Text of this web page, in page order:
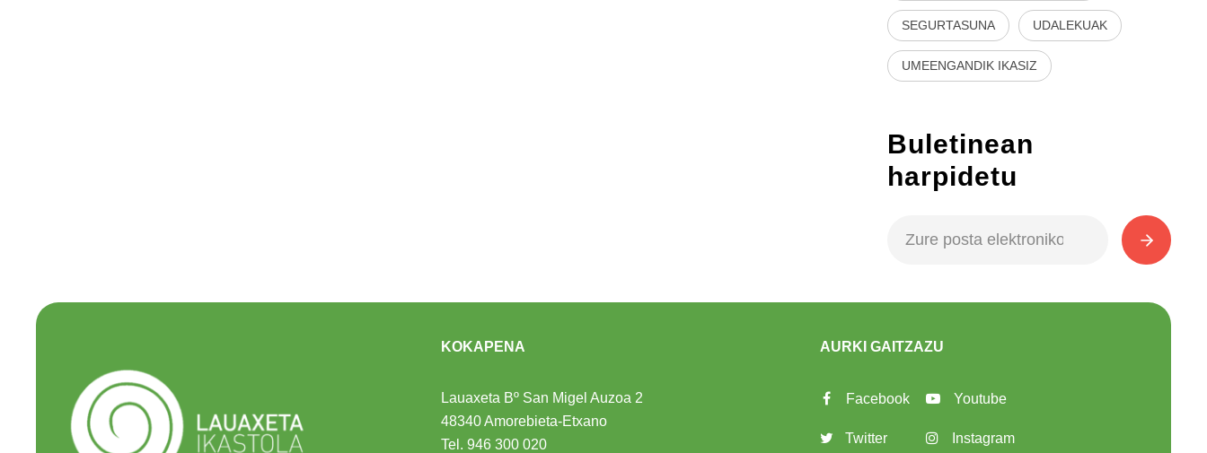
SEGURTASUNA UDALEKUAK
UMEENGANDIK IKASIZ
Buletinean
harpidetu
KOKAPENA
Lauaxeta Bº San Migel Auzoa 2
48340 Amorebieta-Etxano
Tel.946 300 020
AURKI GAITZAZU
Facebook
Twitter
Youtube
Instagram